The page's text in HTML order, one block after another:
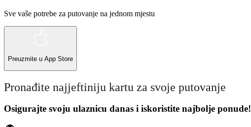
Sve vaše potrebe za putovanje na jednom mjestu
Preuzmite u App Store
Pronađite najjeftiniju kartu za svoje putovanje
Osigurajte svoju ulaznicu danas i iskoristite najbolje ponude!